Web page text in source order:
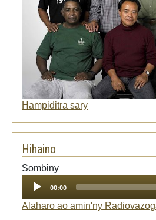
Hampiditra sary
Hihaino
SombinyAudio
Player
00:00
Alaharo ao amin'ny